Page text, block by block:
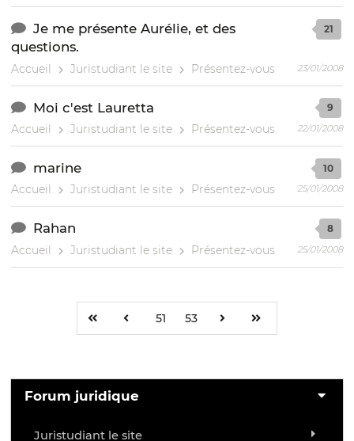
Je me présente Aurélie, et des
questions.
Accueil Juristudiant le site Présentez-vous
21
23/01/2008
Moi c'est Lauretta
Accueil Juristudiant le site Présentez-vous
9
22/01/2008
marine
Accueil Juristudiant le site Présentez-vous
10
25/01/2008
Rahan
Accueil Juristudiant le site Présentez-vous
8
25/01/2008
51 53
Forum juridique
Juristudiant le site